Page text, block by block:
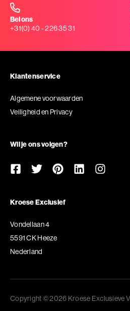
Bel ons
+31(0) 40 - 226 35 31
Klantenservice
Algemene voorwaarden
Veiligheid en Privacy
Wil je ons volgen?
Kroese Exclusief
Vondellaan 4
5591 CK Heeze
Nederland
Copyright © 2026 Kroese Exclusieve